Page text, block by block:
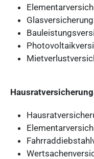
Glasversicherung
Hausratversicherung